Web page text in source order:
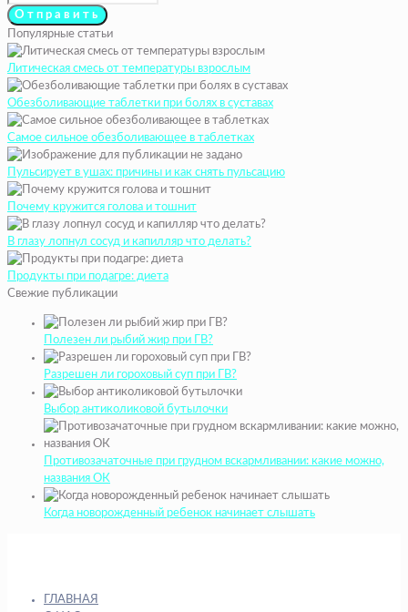
Популярные статьи
Литическая смесь от температуры взрослым
Обезболивающие таблетки при болях в суставах
Самое сильное обезболивающее в таблетках
Пульсирует в ушах: причины и как снять пульсацию
Почему кружится голова и тошнит
В глазу лопнул сосуд и капилляр что делать?
Продукты при подагре: диета
Свежие публикации
Полезен ли рыбий жир при ГВ?
Разрешен ли гороховый суп при ГВ?
Выбор антиколиковой бутылочки
Противозачаточные при грудном вскармливании: какие можно,
названия ОК
Когда новорожденный ребенок начинает слышать
ГЛАВНАЯ